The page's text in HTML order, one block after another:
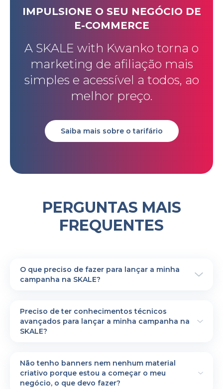
IMPULSIONE O SEU NEGÓCIO DE
E-COMMERCE
A SKALE with Kwanko torna o
marketing de afiliação mais
simples e acessível a todos, ao
melhor preço.
Saiba mais sobre o tarifário
PERGUNTAS MAIS
FREQUENTES
O que preciso de fazer para lançar a minha
campanha na SKALE?
registo aqui.
Receberá um link de confirmação por email,
no qual terá de clicar para validar a sua
Em apenas alguns cliques, irá:
- definir o país em que deseja promover as
suas ofertas e produtos
Preciso de ter conhecimentos técnicos
avançados para lançar a minha campanha na
SKALE?
A nossa página de criação de campanhas foi
inteiramente concebida para ser tão simples
quanto possível, em modo plug & play. Além
Não tenho banners nem nenhum material
criativo porque estou a começar o meu
negócio, o que devo fazer?